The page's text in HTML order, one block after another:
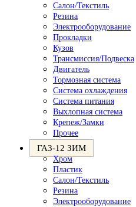
Салон/Текстиль
Резина
Электрооборудование
Прокладки
Кузов
Трансмиссия/Подвеска
Двигатель
Тормозная система
Система охлаждения
Система питания
Выхлопная система
Крепеж/Замки
Прочее
ГАЗ-12 ЗИМ
Хром
Пластик
Салон/Текстиль
Резина
Электрооборудование